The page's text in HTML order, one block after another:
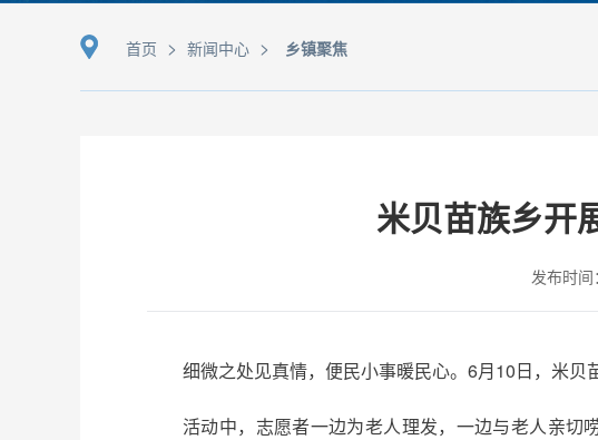
首页 > 新闻中心 > 乡镇聚焦
米贝苗族乡开
发布时
细微之处见真情，便民小事暖民心。6月10日，米贝
活动中，志愿者一边为老人理发，一边与老人亲